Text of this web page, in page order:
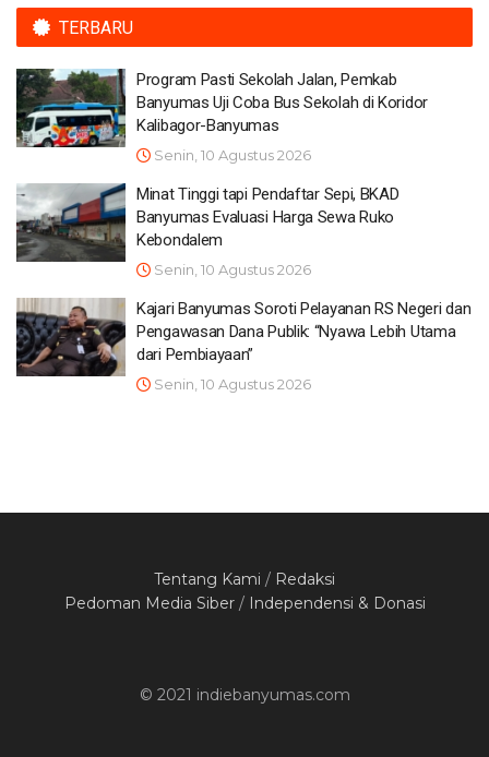
TERBARU
Program Pasti Sekolah Jalan, Pemkab
Banyumas Uji Coba Bus Sekolah di Koridor
Kalibagor-Banyumas
Senin, 10 Agustus 2026
Minat Tinggi tapi Pendaftar Sepi, BKAD
Banyumas Evaluasi Harga Sewa Ruko
Kebondalem
Senin, 10 Agustus 2026
Kajari Banyumas Soroti Pelayanan RS Negeri dan
Pengawasan Dana Publik: “Nyawa Lebih Utama
dari Pembiayaan”
Senin, 10 Agustus 2026
Tentang Kami / Redaksi
Pedoman Media Siber/ Independensi & Donasi
© 2021 indiebanyumas.com